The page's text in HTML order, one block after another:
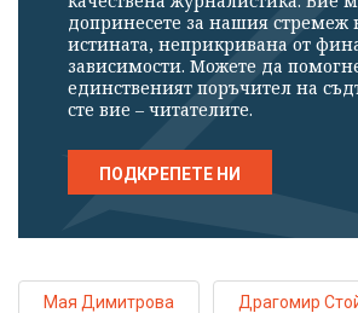
допринесете за нашия стремеж
истината, неприкривана от
зависимости. Можете да
единственият поръчител на
сте вие – читателите.
ПОДКРЕПЕТЕ НИ
Мая Димитрова Драгомир